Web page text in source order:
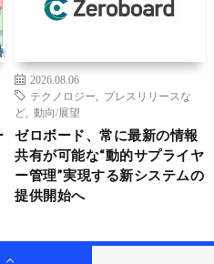
2026.08.06
テクノロジー
プレスリリースな
ど
動向/展望
ゼロボード、常に最新の情報
共有が可能な“動的サプライヤ
ー管理”実現する新システムの
提供開始へ